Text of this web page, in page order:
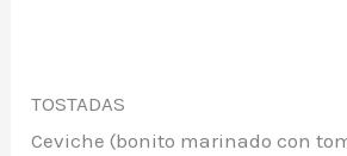
TOSTADAS
Ceviche (bonito marinado con